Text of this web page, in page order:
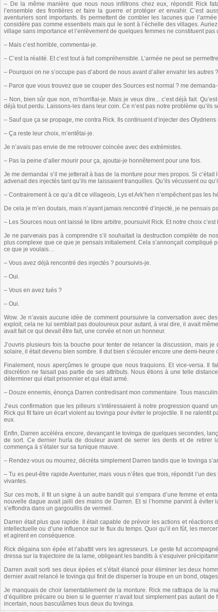
– De la même manière que nous nous infiltrons chez eux, répondit Rick
l’ensemble des frontières et faire la guerre etprotéger et envahir. C’est
aventuriers sont importants. Ils permettent de combler les lacunes que
considère pas comme essentiels mais qui le sont à l’échelle des villages.
village sans importance et l’enlèvement de quelques femmes ne constituent pas
– Mais c’est horrible, commentai-je.
– C’est la réalité. Et c’est tout à fait compréhensible. L’armée ne peut se
– Pourquoi on ne s’occupe pas d’abord de nous avant d’aller envahir les
– Parce que vous trouvez que se couper des Sources est normal ? me
– Non, bien sûr que non, m’horrifiai-je. Mais je veux dire... c’est déjà fait.
déjà tout perdu. Laissons-les dans leur coin. Ce n’est pas notre problème qu’ils
– Sauf que ça se propage, me contra Rick. Ils continuent d’injecter des Olydriens
– Ça reste leur choix, m’entêtai-je.
Je n’avais pas envie de me retrouver coincée avec des extrémistes.
– Pas la peine d’aller mourir pour ça, ajoutai-je honnêtement pour une fois.
Je me demandai s’il me jetterait à bas de la monture pour mes propos. Si
advenait des injectés tant qu’ils me laissaient tranquilles. Qu’ils vécussent ou
– Contrairement à ce qu’a dit ce villageois, Lys et Ark’hen n’empêchent pas
De cela je m’en doutais, mais n’ayant jamais rencontré d’injecté, je ne pensais
– Les Sources nous ont laissé le libre arbitre, poursuivit Rick. Et notre choix c’est
Je ne parvenais pas à comprendre s’il souhaitait la destruction complète de
plus complexe que ce que je pensais initialement. Cela s’annonçait compliqué
ce que je voulais…
– Vous avez déjà rencontré des injectés ? poursuivis-je.
– Oui.
– Vous en avez tués ?
– Oui.
Wow. Je n’avais aucune idée de comment poursuivre la conversation avec
exploit, cela ne lui semblait pas douloureux pour autant, à vrai dire, il avait
avait fait ce qui devait être fait, une corvée et non un honneur.
J’ouvris plusieurs fois la bouche pour tenter de relancer la discussion, mais
solaire, il était devenu bien sombre. Il dut bien s’écouler encore une demi-heure
Finalement, nous aperçûmes le groupe que nous traquions. Et vice-versa. Il
discrétion ne faisait pas partie de ses attributs. Nous étions à une telle
déterminer qui était prisonnier et qui était armé.
– Douze ennemis, énonça Darren contredisant mon commentaire. Tous
J’eus confirmation que les pilleurs s’intéressaient à notre progression quand
Rick qui fit faire un écart violent au tovinga pour éviter le projectile. Il ne ralentit
eux.
Enfin, Darren accéléra encore, devançant le tovinga de quelques secondes,
de sort. Ce dernier hurla de douleur avant de serrer les dents et de retirer
commença à s’étaler sur sa tunique mauve.
– Rendez-vous ou mourrez, décréta simplement Darren tandis que le tovinga
– Tu es peut-être rapide Aventurier, mais vous n’êtes que trois, répondit l’un
vivantes.
Sur ces mots, il fit un signe à un autre bandit qui s’empara d’une femme et
nouvelle dague avait jailli des mains de Darren. Et si l’homme parvint à
s’effondra dans un gargouillis de vermeil.
Darren était plus que rapide. Il était capable de prévoir les actions et réactions
intellectuelle ou d’une influence sur le flux du temps. Quoi qu’il en fût, les
et agirent en conséquence.
Rick dégaina son épée et l’abattit vers les agresseurs. Le geste fut
dressa sur la trajectoire de la lame, obligeant les bandits à s’esquiver
Darren avait sorti ses deux épées et s’était élancé pour éliminer les deux
dernier avait relancé le tovinga qui finit de disperser la troupe en un bond,
Je manquais de choir lamentablement de la monture. Rick me rattrapa de la
d’équilibre précaire ou bien si le guerrier n’avait tout simplement pas autant
incertain, nous basculâmes tous deux du tovinga.